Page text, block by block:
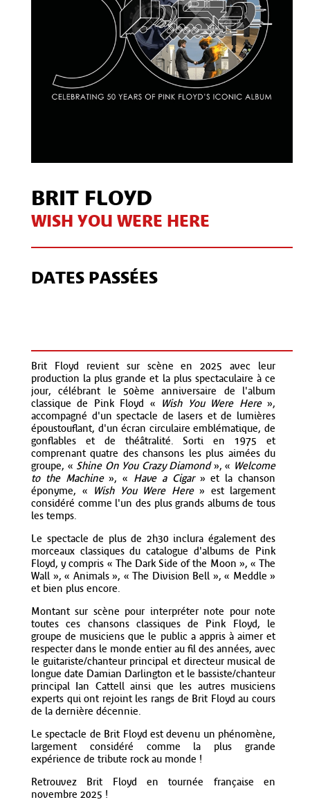
BRIT FLOYD
WISH YOU WERE HERE
DATES PASSÉES
Brit Floyd revient sur scène en 2025 avec leur
production la plus grande et la plus spectaculaire à ce
jour, célébrant le 50ème anniversaire de l'album
classique de Pink Floyd «
Wish You Were Here»,
accompagné d'un spectacle de lasers et de lumières
époustouflant, d'un écran circulaire emblématique, de
gonflables et de théâtralité. Sorti en 1975 et
comprenant quatre des chansons les plus aimées du
groupe, « Shine On You Crazy Diamond», « Welcome
to the Machine», « Have a Cigar » et la chanson
éponyme, «
Wish You Were Here » est largement
considéré comme l'un des plus grands albums de tous
les temps.
Le spectacle de plus de 2h30 inclura également des
morceaux classiques du catalogue d'albums de Pink
Floyd, y compris « The Dark Side of the Moon », « The
Wall », « Animals », « The Division Bell », « Meddle »
et bien plus encore.
Montant sur scène pour interpréter note pour note
toutes ces chansons classiques de Pink Floyd, le
groupe de musiciens que le public a appris à aimer et
respecter dans le monde entier au fil des années, avec
le guitariste/chanteur principal et directeur musical de
longue date Damian Darlington et le bassiste/chanteur
principal Ian Cattell ainsi que les autres musiciens
experts qui ont rejoint les rangs de Brit Floyd au cours
de la dernière décennie.
Le spectacle de Brit Floyd est devenu un phénomène,
largement considéré comme la plus grande
expérience de tribute rock au monde !
Retrouvez Brit Floyd en tournée française en
novembre 2025 !